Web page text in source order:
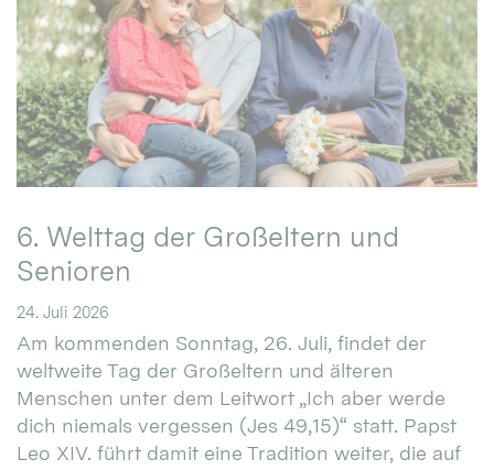
6. Welttag der Großeltern und
Senioren
24. Juli 2026
Am kommenden Sonntag, 26. Juli, findet der
weltweite Tag der Großeltern und älteren
Menschen unter dem Leitwort „Ich aber werde
dich niemals vergessen (Jes 49,15)“ statt. Papst
Leo XIV. führt damit eine Tradition weiter, die auf